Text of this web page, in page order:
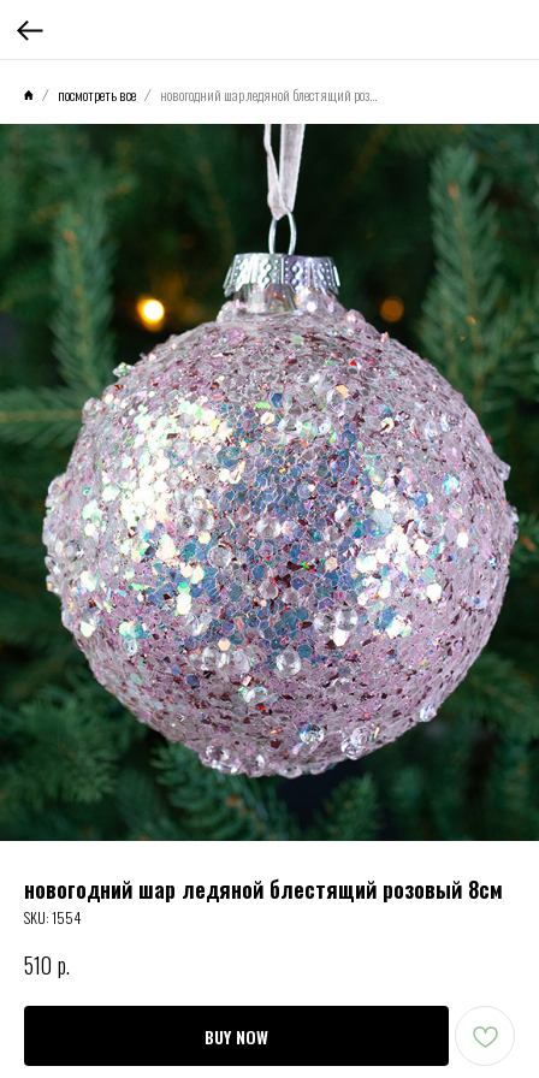
посмотреть все
новогодний шар ледяной блестящий розовый 8см
SKU:1554
510 р.
BUY NOW